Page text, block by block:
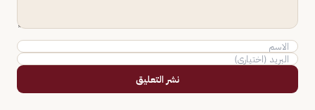
نشر التعليق